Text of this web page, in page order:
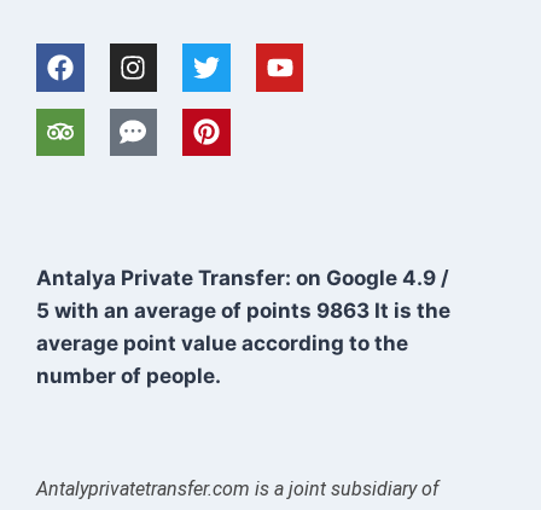
Antalya Private Transfer: on Google 4.9 /
5 with an average of points 9863 It is the
average point value according to the
number of people.
Antalyprivatetransfer.com is a joint subsidiary of